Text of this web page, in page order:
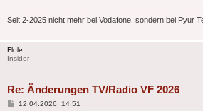
Seit 2-2025 nicht mehr bei Vodafone, sondern bei Pyur
Flole
Insider
Re: Änderungen TV/Radio VF 2026
Beitrag
12.04.2026, 14:51